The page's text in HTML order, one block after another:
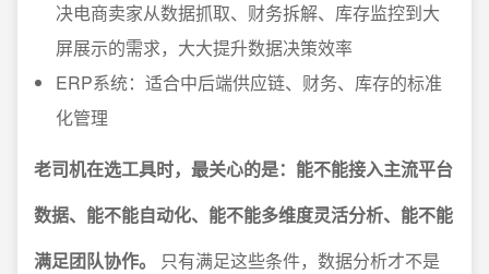
决电商卖家从数据抓取、财务拆解、库存监控到大
屏展示的需求，大大提升数据决策效率
ERP系统：适合中后端供应链、财务、库存的标准
化管理
老司机在选工具时，最关心的是：能不能接入主流平台
数据、能不能自动化、能不能多维度灵活分析、能不能
满足团队协作。
只有满足这些条件，数据分析才不是